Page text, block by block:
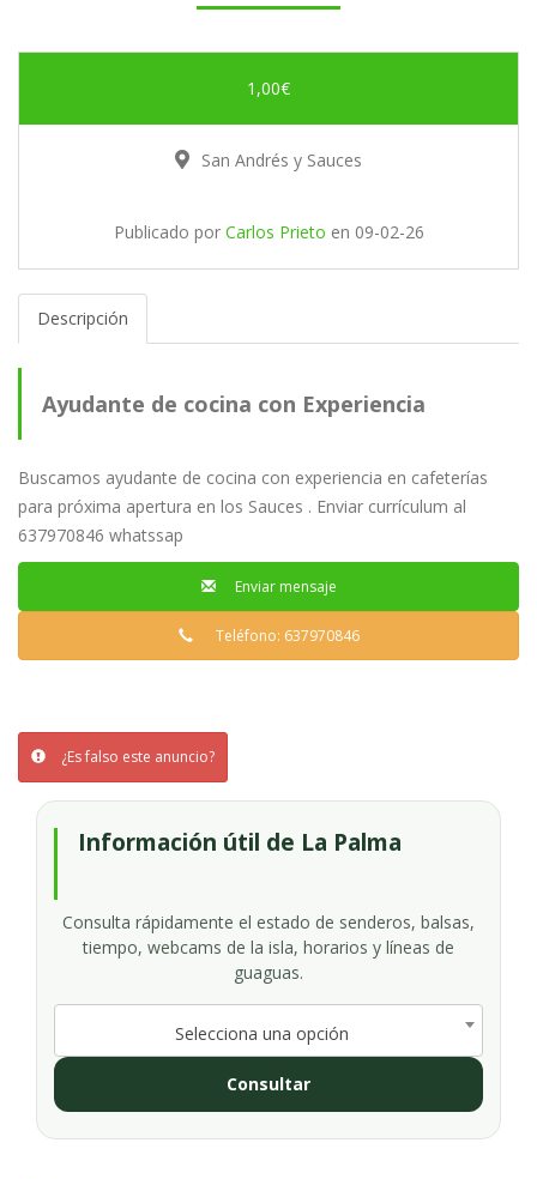
1,00€
San Andrés y Sauces
Publicado por Carlos Prieto en 09-02-26
Descripción
Ayudante de cocina con Experiencia
Buscamos ayudante de cocina con experiencia en cafeterías
para próxima apertura en los Sauces . Enviar currículum al
637970846 whatssap
Enviar mensaje
Teléfono: 637970846
¿Es falso este anuncio?
Información útil de La Palma
Consulta rápidamente el estado de senderos, balsas,
tiempo, webcams de la isla, horarios y líneas de
guaguas.
Selecciona una opción
Consultar